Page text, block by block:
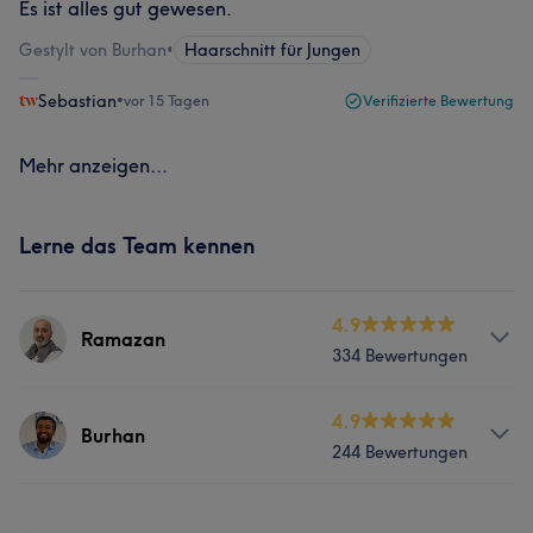
Es ist alles gut gewesen.
Gestylt von Burhan• Haarschnitt für Jungen
Sebastian•vor 15 Tagen Verifizierte Bewertung
Mehr anzeigen...
Lerne das Team kennen
Ramazan
4.9
334 Bewertungen
Info
Gelernter Fachfriseur & Meister
Burhan
4.9
244 Bewertungen